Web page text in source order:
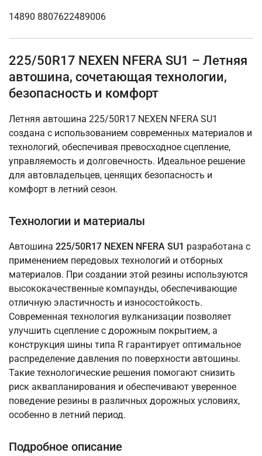
14890 8807622489006
225/50R17 NEXEN NFERA SU1 – Летняя
автошина, сочетающая технологии,
безопасность и комфорт
Летняя автошина 225/50R17 NEXEN NFERA SU1
создана с использованием современных материалов и
технологий, обеспечивая превосходное сцепление,
управляемость и долговечность. Идеальное решение
для автовладельцев, ценящих безопасность и
комфорт в летний сезон.
Технологии и материалы
Автошина 225/50R17 NEXEN NFERA SU1 разработана с
применением передовых технологий и отборных
материалов. При создании этой резины используются
высококачественные компаунды, обеспечивающие
отличную эластичность и износостойкость.
Современная технология вулканизации позволяет
улучшить сцепление с дорожным покрытием, а
конструкция шины типа R гарантирует оптимальное
распределение давления по поверхности автошины.
Такие технологические решения помогают снизить
риск аквапланирования и обеспечивают уверенное
поведение резины в различных дорожных условиях,
особенно в летний период.
Подробное описание